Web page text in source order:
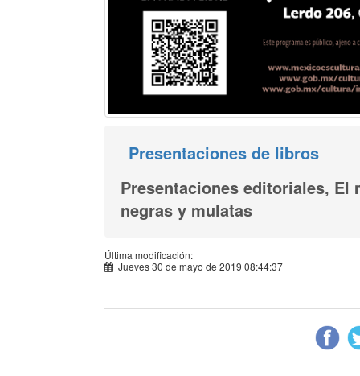
Presentaciones de libros
Presentaciones editoriales, El
negras y mulatas
Última modificación:
Jueves 30 de mayo de 2019 08:44:37